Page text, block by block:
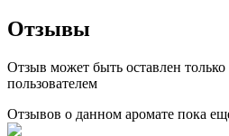
Отзывы
Отзыв может быть оставлен
пользователем
Отзывов о данном аромате пока